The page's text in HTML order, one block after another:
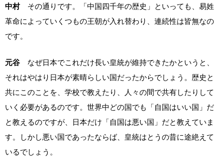
中村 その通りです。「中国四千年の歴史」といっても、易姓
革命によっていくつもの王朝が入れ替わり、連続性は皆無なの
です。
元谷 なぜ日本でこれだけ長い皇統が維持できたかというと、
それはやはり日本が素晴らしい国だったからでしょう。歴史と
共にこのことを、学校で教えたり、人々の間で共有したりして
いく必要があるのです。世界中どの国でも「自国はいい国」だ
と教えるのですが、日本だけ「自国は悪い国」だと教えていま
す。しかし悪い国であったならば、皇統はとうの昔に途絶えて
いるでしょう。